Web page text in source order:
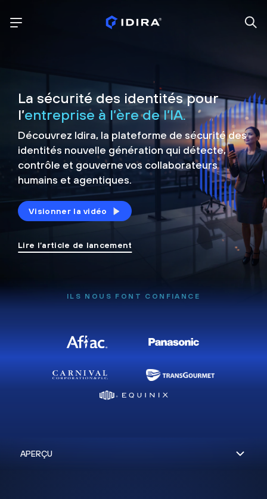
La sécurité des identités pour
l’entreprise à l’ère de l’IA.
Découvrez Idira, la plateforme de sécuritédes
identités nouvelle génération qui détecte,
contrôle et gouverne vos collaborateurs
humains et agentiques.
Visionner la vidéo
Lire l’article de lancement
ILS NOUS FONT CONFIANCE